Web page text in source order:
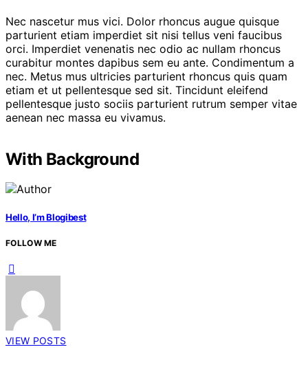
Nec nascetur mus vici. Dolor rhoncus augue quisque
parturient etiam imperdiet sit nisi tellus veni faucibus
orci. Imperdiet venenatis nec odio ac nullam rhoncus
curabitur montes dapibus sem eu ante. Condimentum a
nec. Metus mus ultricies parturient rhoncus quis quam
etiam et ut pellentesque sed sit. Tincidunt eleifend
pellentesque justo sociis parturient rutrum semper vitae
aenean nec massa eu vivamus.
With Background
Hello, I’m Blogibest
FOLLOW ME
VIEW POSTS